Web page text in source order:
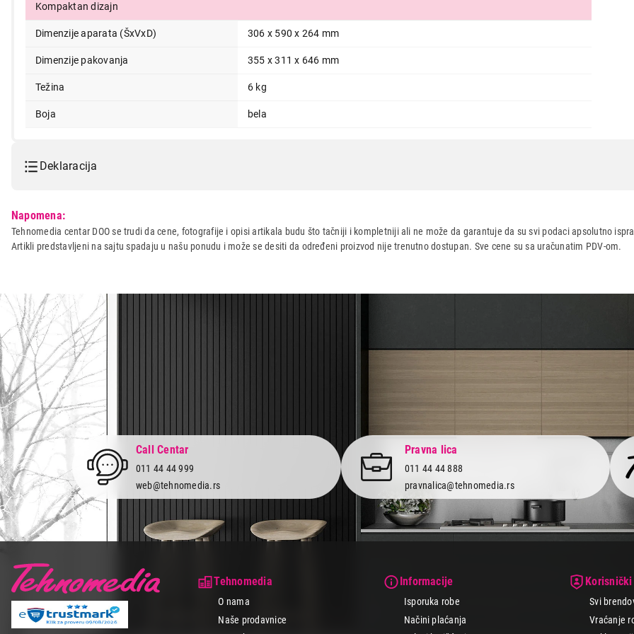
Kompaktan dizajn
Dimenzije aparata (ŠxVxD) 306 x 590 x 264 mm
Dimenzije pakovanja 355 x 311 x 646 mm
Težina 6 kg
Boja bela
Deklaracija
Naziv i vrsta robe:
APARAT ZA TRETIRANJE VAZDUHA
Uvoznik:
Energy Net d.o.o.
Napomena:
Tehnomedia centar DOO se trudi da cene, fotografije i opisi artikala budu što tačniji i kompletniji ali ne može da garantuje da su svi podaci apsolutno
Artikli predstavljeni na sajtu spadaju u našu ponudu i može se desiti da određeni proizvod nije trenutno dostupan. Sve cene su sa uračunatim PDV-om.
Call Centar
011 44 44 999
web@tehnomedia.rs
Pravna lica
011 44 44 888
pravnalica@tehnomedia.rs
Tehnomedia
O nama
Naše prodavnice
Informacije
Isporuka robe
Načini plaćanja
Svi
Vraćanje